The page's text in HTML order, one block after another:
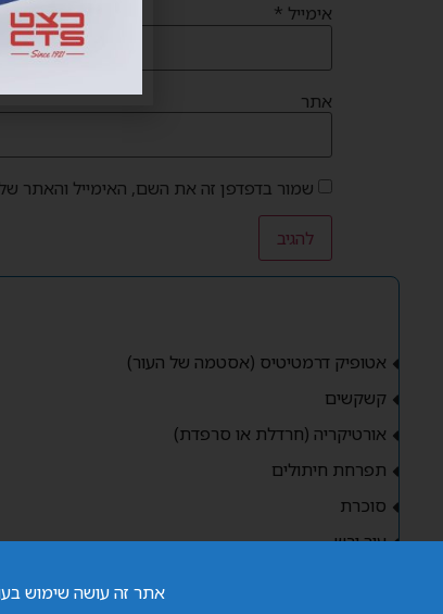
אימייל *
אתר
שמור בדפדפן זה את השם, האימייל והאתר
אטופיק דרמטיטיס (אסטמה של העור)
קשקשים
אורטיקריה (חרדלת או סרפדת)
תפרחת חיתולים
סוכרת
עור יבש
אתר זה עושה שימוש